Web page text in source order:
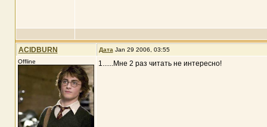
ACIDBURN Дата Jan 29 2006, 03:55
Offline
1......Мне 2 раз читать не интересно!